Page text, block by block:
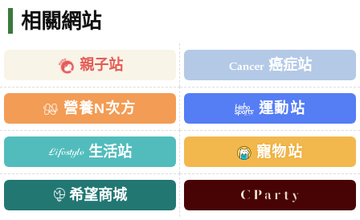
相關網站
親子站 癌症站
營養N次方 運動站
生活站 寵物站
希望商城